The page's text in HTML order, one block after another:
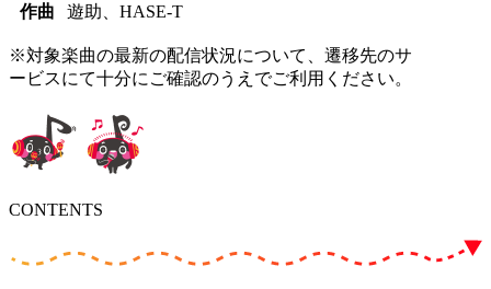
作曲
遊助、HASE-T
※対象楽曲の最新の配信状況について、遷移先のサ
ービスにて十分にご確認のうえでご利用ください。
CONTENTS